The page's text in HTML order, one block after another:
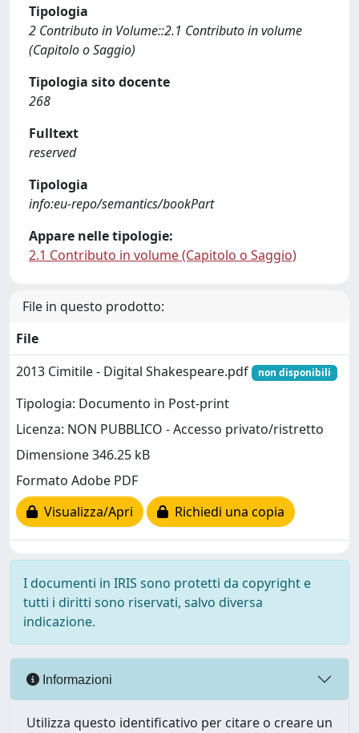
Tipologia
2 Contributo in Volume::2.1 Contributo in volume
(Capitolo o Saggio)
Tipologia sito docente
268
Fulltext
reserved
Tipologia
info:eu-repo/semantics/bookPart
Appare nelle tipologie:
2.1 Contributo in volume (Capitolo o Saggio)
File in questo prodotto:
File
2013 Cimitile - Digital Shakespeare.pdf
non disponibili
Tipologia: Documento in Post-print
Licenza: NON PUBBLICO - Accesso privato/ristretto
Dimensione 346.25 kB
Formato Adobe PDF
Visualizza/Apri
Richiedi una copia
I documenti in IRIS sono protetti da copyright e
tutti i diritti sono riservati, salvo diversa
indicazione.
Informazioni
Utilizza questo identificativo per citare o creare un